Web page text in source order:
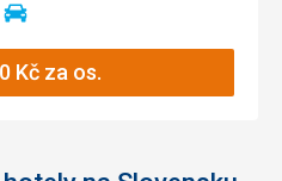
cestování
Ano
Kč za os.